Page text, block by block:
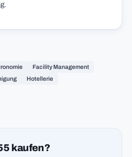
Facility Management
Hotellerie
kaufen?